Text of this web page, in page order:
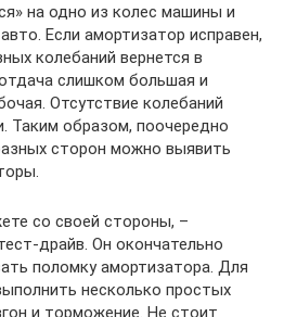
на одно из колес машины и
Если амортизатор исправен,
колебаний вернется в
слишком большая и
Отсутствие колебаний
Таким образом, поочередно
сторон можно выявить
со своей стороны, –
драйв. Он окончательно
поломку амортизатора. Для
несколько простых
и торможение. Не стоит